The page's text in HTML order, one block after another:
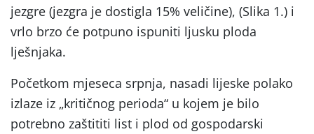
jezgre (jezgra je dostigla 15% veličine), (Slika 1.) i
vrlo brzo će potpuno ispuniti ljusku ploda
lješnjaka.
Početkom mjeseca srpnja, nasadi lijeske polako
izlaze iz „kritičnog perioda“ u kojem je bilo
potrebno zaštititi list i plod od gospodarski